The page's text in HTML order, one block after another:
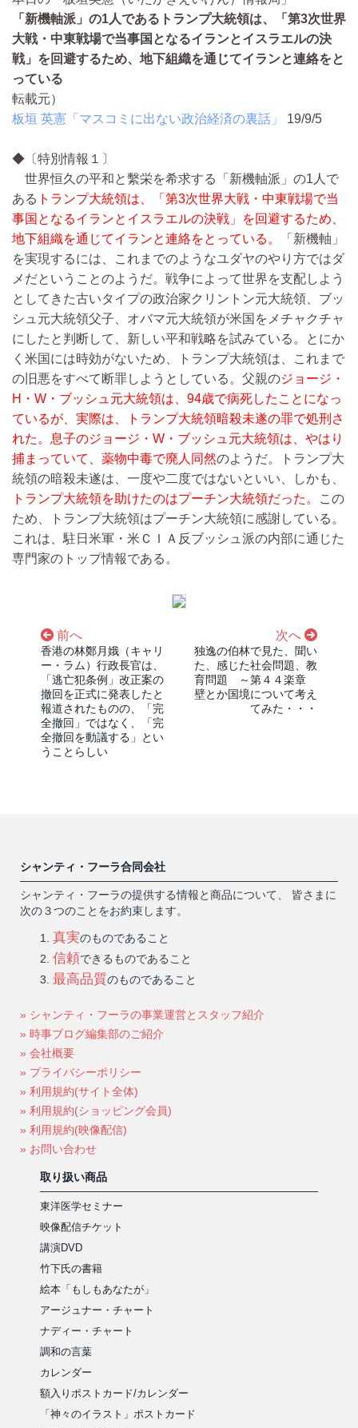
「新機軸派」の1人であるトランプ大統領は、「第3次世界
大戦・中東戦場で当事国となるイランとイスラエルの決
戦」を回避するため、地下組織を通じてイランと連絡をと
っている
転載元）
板垣 英憲「マスコミに出ない政治経済の裏話」
19/9/5
◆〔特別情報１〕
世界恒久の平和と繫栄を希求する「新機軸派」の1人で
ある トランプ大統領は、「第3次世界大戦・中東戦場で当
事国となるイランとイスラエルの決戦」を回避するため、
地下組織を通じてイランと連絡をとっている。
「新機軸」
を実現するには、これまでのようなユダヤのやり方ではダ
メだということのようだ。戦争によって世界を支配しよう
としてきた古いタイプの政治家クリントン元大統領、ブッ
シュ元大統領父子、オバマ元大統領が米国をメチャクチャ
にしたと判断して、新しい平和戦略を試みている。とにか
く米国には時効がないため、トランプ大統領は、これまで
の旧悪をすべて断罪しようとしている。父親のジョージ・
H・W・ブッシュ元大統領は、94歳で病死したことになっ
ているが、実際は、トランプ大統領暗殺未遂の罪で処刑さ
れた。息子のジョージ・W・ブッシュ元大統領は、やはり
捕まっていて、薬物中毒で廃人同然のようだ。トランプ大
統領の暗殺未遂は、一度や二度ではないといい、しかも、
トランプ大統領を助けたのはプーチン大統領だった。
この
ため、トランプ大統領はプーチン大統領に感謝している。
これは、駐日米軍・米ＣＩＡ反ブッシュ派の内部に通じた
専門家のトップ情報である。
前へ
香港の林鄭月娥（キャリ
ー・ラム）行政長官は、
「逃亡犯条例」改正案の
撤回を正式に発表したと
報道されたものの、「完
全撤回」ではなく、「完
全撤回を動議する」とい
うことらしい
次へ
独逸の伯林で見た、聞い
た、感じた社会問題、教
育問題 ～第４４楽章
壁とか国境について考え
てみた・・・
シャンティ・フーラ合同会社
シャンティ・フーラの提供する情報と商品について、 皆さまに
次の３つのことをお約束します。
真実のものであること
信頼できるものであること
最高品質のものであること
» シャンティ・フーラの事業運営とスタッフ紹介
» 時事ブログ編集部のご紹介
» 会社概要
» プライバシーポリシー
» 利用規約(サイト全体)
» 利用規約(ショッピング会員)
» 利用規約(映像配信)
» お問い合わせ
取り扱い商品
東洋医学セミナー
映像配信チケット
講演DVD
竹下氏の書籍
絵本「もしもあなたが」
アージュナー・チャート
ナディー・チャート
調和の言葉
カレンダー
額入りポストカード/カレンダー
「神々のイラスト」ポストカード